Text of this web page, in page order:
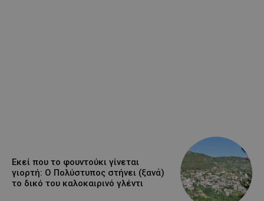
Εκεί που το φουντούκι γίνεται
γιορτή: Ο Πολύστυπος στήνει (ξανά)
το δικό του καλοκαιρινό γλέντι